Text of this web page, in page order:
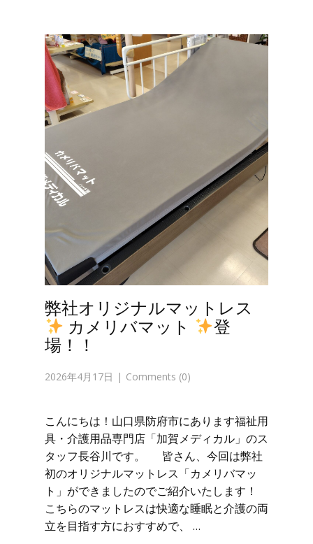
弊社オリジナルマットレス
カメリバマット
登
場！！
2026年4月17日 Comments (0)
こんにちは！山口県防府市にあります福祉用
具・介護用品専門店「加賀メディカル」のス
タッフ長谷川です。 皆さん、今回は弊社
初のオリジナルマットレス「カメリバマッ
ト」ができましたのでご紹介いたします！
こちらのマットレスは快適な睡眠と介護の両
立を目指す方におすすめで、 …